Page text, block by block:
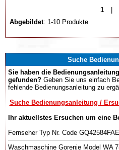
1 |
Abgebildet: 1-10 Produkte
Suche
Sie haben die
gefunden? Geben Sie uns einfach
fehlende Bedienungsanleitung zu
Suche Bedienungsanleitung /
Ihr aktuellstes Ersuchen um eine
Fernseher Typ Nr. Code
Waschmaschine Gorenje Model WA